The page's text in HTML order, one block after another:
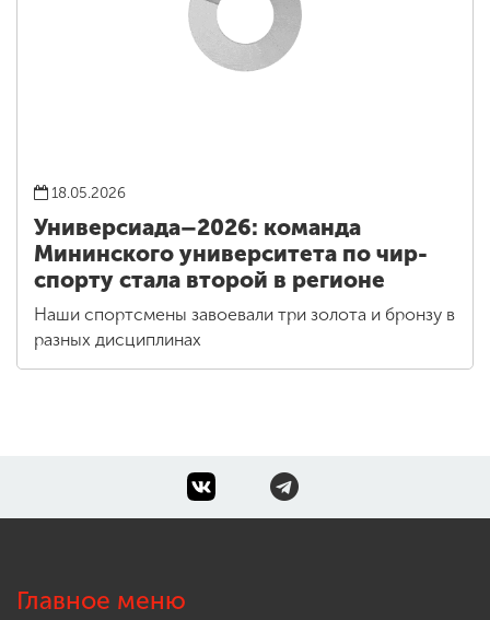
18.05.2026
Универсиада–2026: команда
Мининского университета по чир-
спорту стала второй в регионе
Наши спортсмены завоевали три золота и бронзу в
разных дисциплинах
Главное меню